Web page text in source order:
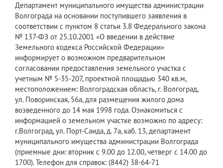
Департамент муниципального имущества администрации
Волгограда на основании поступившего заявления в
соответствии с пунктом 8 статьи 3.8 Федерального закона
№ 137-ФЗ от 25.10.2001 «О введении в действие
Земельного кодекса Российской Федерации»
информирует о возможном предварительном
согласовании предоставления земельного участка с
учетным № 5-35-207, проектной площадью 340 кв.м,
местоположением: Волгоградская область, г. Волгоград,
ул. Поворинская, 56а, для размещения жилого дома
возведенного до 14 мая 1998 года. Ознакомиться с
информацией о земельном участке возможно по адресу:
г.Волгоград, ул. Порт-Саида, д. 7а, каб. 13, департамент
муниципального имущества администрации Волгограда
(приемные дни: вторник с 9.00 до 12.00, четверг с 14.00 до
1700). Телефон для справок: (8442) 38-64-71